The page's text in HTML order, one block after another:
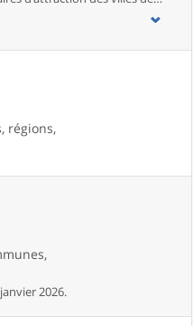
régions,
2026.